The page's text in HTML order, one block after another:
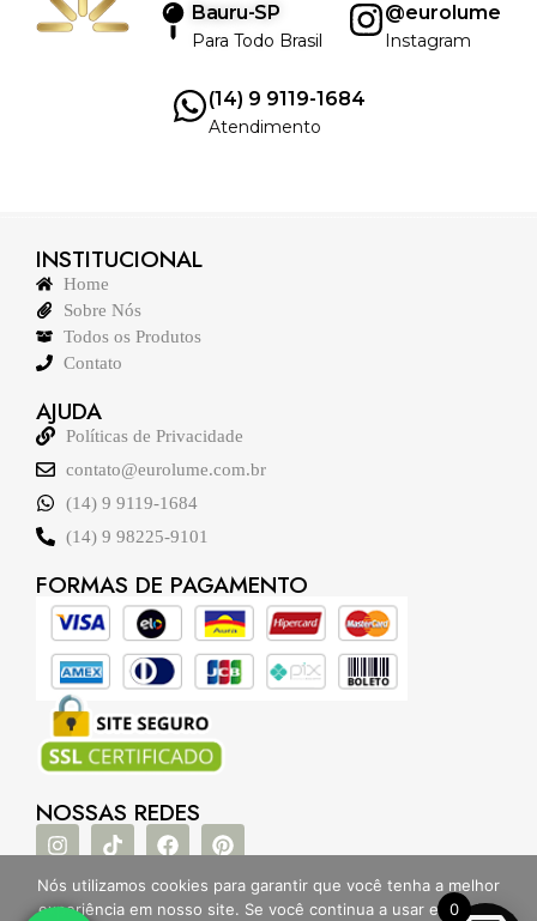
Bauru-SP
Para Todo Brasil
@eurolume
Instagram
(14) 9 9119-1684
Atendimento
INSTITUCIONAL
Home
Sobre Nós
Todos os Produtos
Contato
AJUDA
Políticas de Privacidade
contato@eurolume.com.br
(14) 9 9119-1684
(14) 9 98225-9101
FORMAS DE PAGAMENTO
NOSSAS REDES
0
Nós utilizamos cookies para garantir que você tenha a melhor
experiência em nosso site. Se você continua a usar este site,